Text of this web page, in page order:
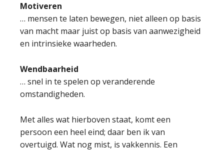
Motiveren
… mensen te laten bewegen, niet alleen op basis
van macht maar juist op basis van aanwezigheid
en intrinsieke waarheden.
Wendbaarheid
… snel in te spelen op veranderende
omstandigheden.
Met alles wat hierboven staat, komt een
persoon een heel eind; daar ben ik van
overtuigd. Wat nog mist, is vakkennis. Een